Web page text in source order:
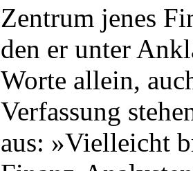
Zentrum jenes
den er unter
Worte allein,
Verfassung
aus: »Vielleicht